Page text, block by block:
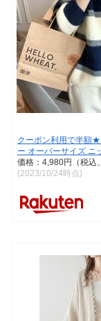
クーポン利用で半額
ー オーバーサイズ ニ
価格：4,980円（税込
(2023/10/24時点)